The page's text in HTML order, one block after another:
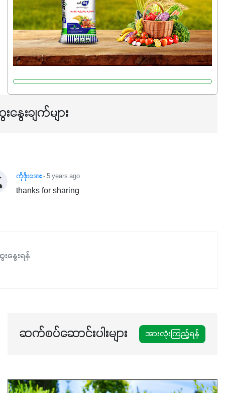
ကြီးထွားမှုကို တိုးမြင့်စေကာ အပင်သန်၍ အကြီးမြန်စေပါတယ်။
သင့်တော်တဲ့ Phosphorus 7%ပါဝင်မှုကြောင့် အပင်ရဲ့ အမြစ်
ဖွဲ့စည်းတည်ဆောက်မှုကို ပို၍သန်မာလာအောင် အားပေးပါ
တယ်။ ဒါ့အပြင် ပန်းပွင့်ခြင်း၊အသီးသီးခြင်း၊အစေ့တည်ခြင်း
လုပ်ငန်းစဉ်များကိုလည်း အားပေးပါတယ်။ လုံလောက်တဲ့
Potassium 8%က အပင်ရဲ့ ရောဂါဒဏ်၊ရာသီဥတုဒဏ်ခံနိုင်ရည်
အရသာ ပိုမိုကောင်းမွန်စေဖို့အတွက် လိုအပ်တဲ့အာဟာရဓာတ်
ဖြစ်ပါတယ်။ ဟူးမစ်အက်စစ်ပါဝင်ပေါင်းစပ်ထားတဲ့အတွက်
နှံစားသီးနှံများ၊ပဲအမျိုးမျိုး၊ဟင်းသီးဟင်းရွက်နဲ့ ဥယျာဉ်ခြံသီးနှံ
အားလုံးမှာ အသုံးပြုနိုင်တယ်ဆိုတော့ တစ်မျိုးတည်းနဲ့ အားလုံး
နွေးချက်များ
ကိုဖိုးအေး- 5 years ago
thanks for sharing
နွေးရန်
ဆက်စပ်ဆောင်းပါးများ အားလုံးကြည့်ရန်